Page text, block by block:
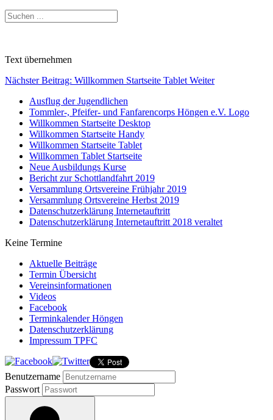
Text übernehmen
Nächster Beitrag: Willkommen Startseite Tablet Weiter
Ausflug der Jugendlichen
Tommler-, Pfeifer- und Fanfarencorps Höngen e.V. Logo
Willkommen Startseite Desktop
Willkommen Startseite Handy
Willkommen Startseite Tablet
Willkommen Tablet Startseite
Neue Ausbildungs Kurse
Bericht zur Schottlandfahrt 2019
Versammlung Ortsvereine Frühjahr 2019
Versammlung Ortsvereine Herbst 2019
Datenschutzerklärung Internetauftritt
Datenschutzerklärung Internetauftritt 2018 veraltet
Keine Termine
Aktuelle Beiträge
Termin Übersicht
Vereinsinformationen
Videos
Facebook
Terminkalender Höngen
Datenschutzerklärung
Impressum TPFC
Benutzername
Passwort